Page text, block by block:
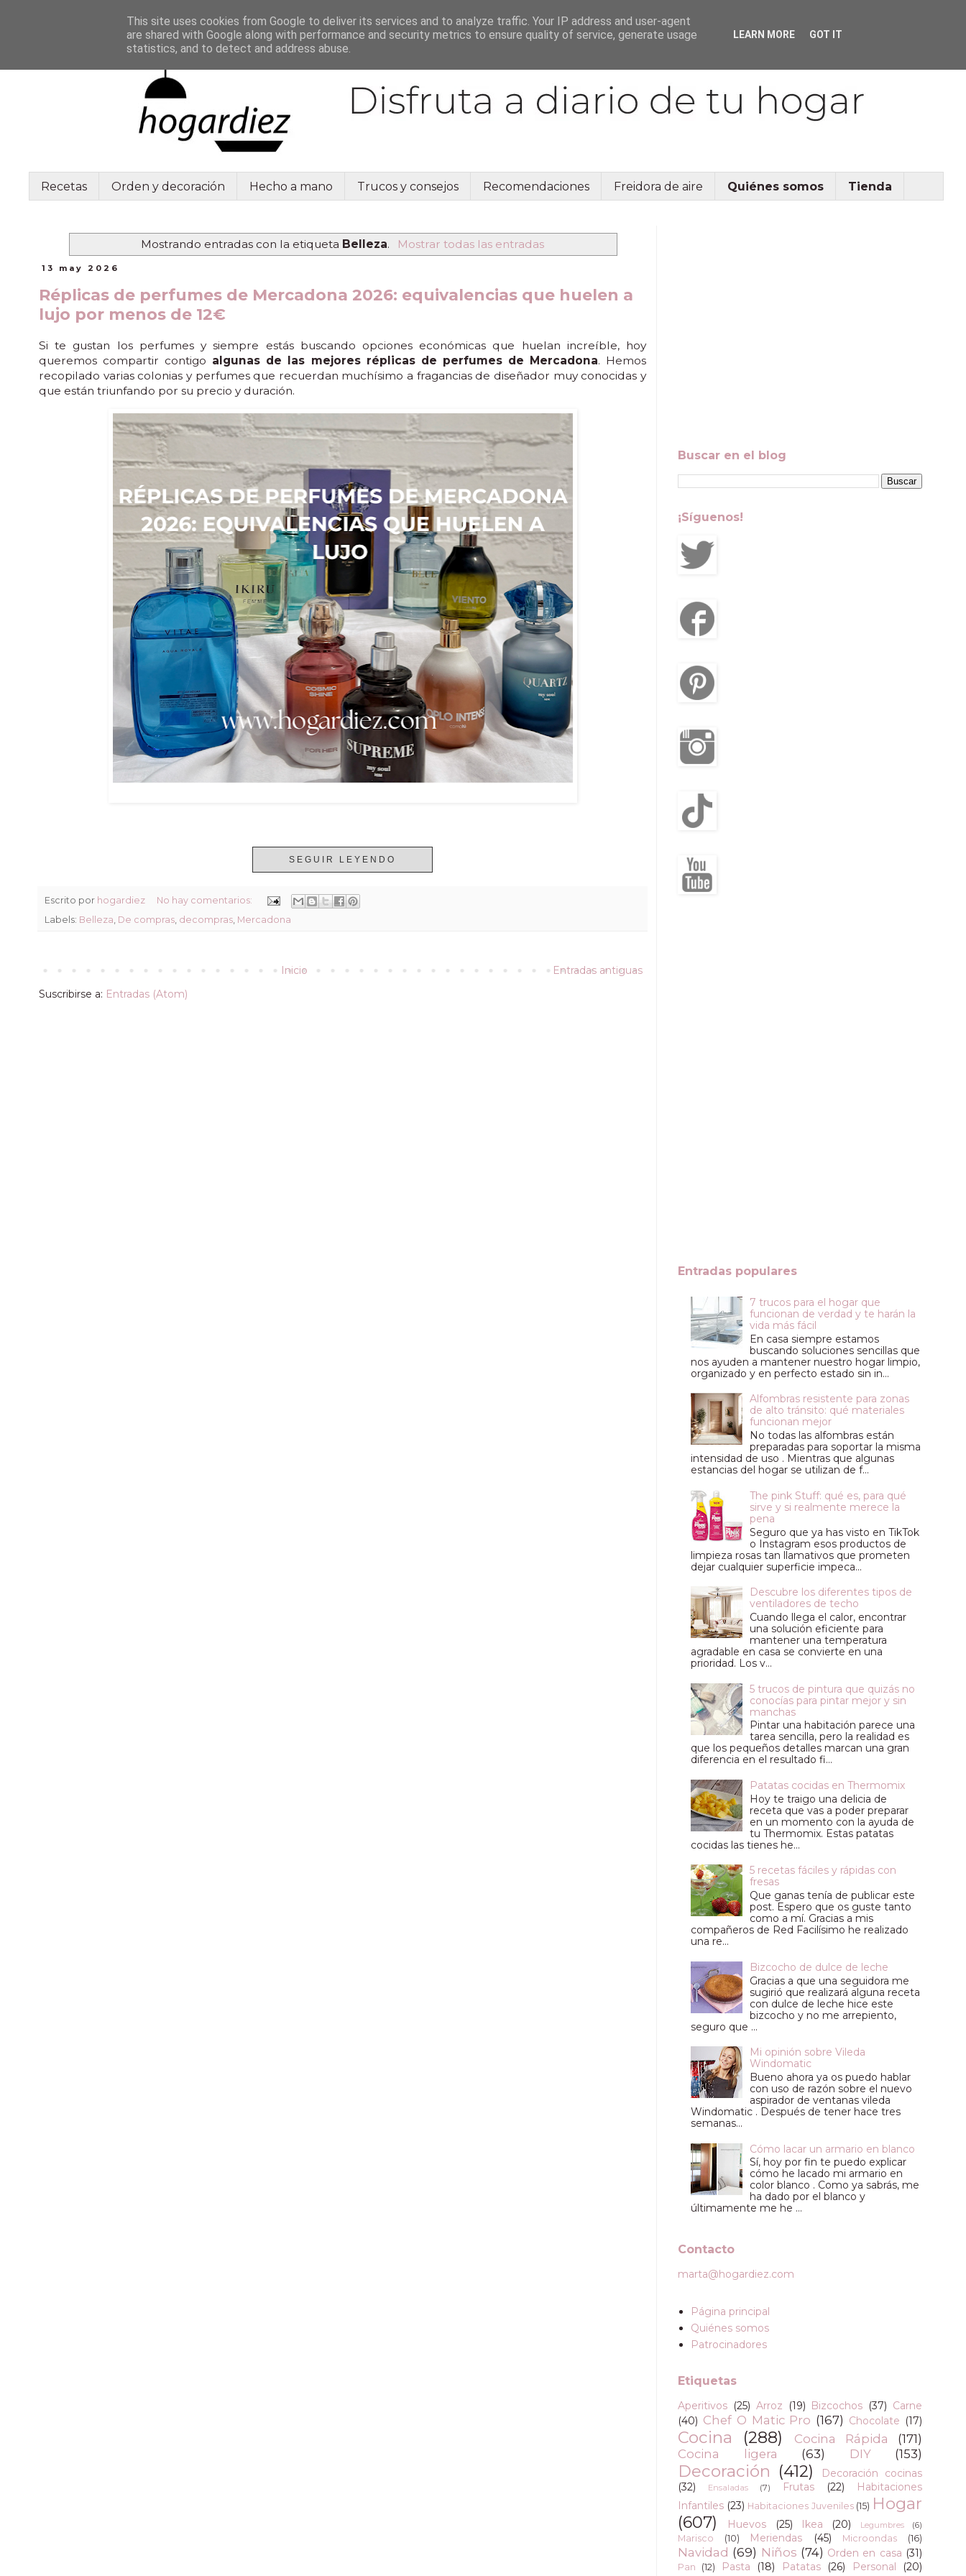
Recetas Orden y decoración Hecho a mano Trucos y consejos Recomendaciones Freidora de aire Quiénes somos Tienda
Mostrando entradas con la etiqueta Belleza. Mostrar todas las entradas
13 may 2026
Réplicas de perfumes de Mercadona 2026: equivalencias que huelen a
lujo por menos de 12€
Si te gustan los perfumes y siempre estás buscando opciones económicas que huelan increíble, hoy
queremos compartir contigo algunas de las mejores réplicas de perfumes de Mercadona. Hemos
recopilado varias colonias y perfumes que recuerdan muchísimo a fragancias de diseñador muy conocidas y
que están triunfando por su precio y duración.
SEGUIR LEYENDO
Escrito por hogardiez
No hay comentarios:
Labels: Belleza De compras decompras Mercadona
Entradas antiguas
Inicio
Suscribirse a: Entradas (Atom)
Buscar en el blog
¡Síguenos!
Entradas populares
7 trucos para el hogar que
funcionan de verdad y te harán la
vida más fácil
En casa siempre estamos
buscando soluciones sencillas que
nos ayuden a mantener nuestro hogar limpio,
organizado y en perfecto estado sin in...
Alfombras resistente para zonas
de alto tránsito: qué materiales
funcionan mejor
No todas las alfombras están
preparadas para soportar la misma
intensidad de uso . Mientras que algunas
estancias del hogar se utilizan de f...
The pink Stuff: qué es, para qué
sirve y si realmente merece la
pena
Seguro que ya has visto en TikTok
o Instagram esos productos de
limpieza rosas tan llamativos que prometen
dejar cualquier superficie impeca...
Descubre los diferentes tipos de
ventiladores de techo
Cuando llega el calor, encontrar
una solución eficiente para
mantener una temperatura
agradable en casa se convierte en una
prioridad. Los v...
5 trucos de pintura que quizás no
conocías para pintar mejor y sin
manchas
Pintar una habitación parece una
tarea sencilla, pero la realidad es
que los pequeños detalles marcan una gran
diferencia en el resultado fi...
Patatas cocidas en Thermomix
Hoy te traigo una delicia de
receta que vas a poder preparar
en un momento con la ayuda de
tu Thermomix. Estas patatas
cocidas las tienes he...
5 recetas fáciles y rápidas con
fresas
Que ganas tenía de publicar este
post. Espero que os guste tanto
como a mí. Gracias a mis
compañeros de Red Facilísimo he realizado
una re...
Bizcocho de dulce de leche
Gracias a que una seguidora me
sugirió que realizará alguna receta
con dulce de leche hice este
bizcocho y no me arrepiento,
seguro que ...
Mi opinión sobre Vileda
Windomatic
Bueno ahora ya os puedo hablar
con uso de razón sobre el nuevo
aspirador de ventanas vileda
Windomatic . Después de tener hace tres
semanas...
Cómo lacar un armario en blanco
Sí, hoy por fin te puedo explicar
cómo he lacado mi armario en
color blanco . Como ya sabrás, me
ha dado por el blanco y
últimamente me he ...
Contacto
marta@hogardiez.com
Página principal
Quiénes somos
Patrocinadores
Etiquetas
Aperitivos (25) Arroz (19) Bizcochos (37) Carne
(40) Chef O Matic Pro (167) Chocolate (17)
Cocina (288) Cocina Rápida
(171)
Cocina ligera
(63) DIY (153)
Decoración (412)
Decoración cocinas
(32)
Ensaladas (7) Frutas (22)
Habitaciones
Infantiles (23) Habitaciones Juveniles (15) Hogar
(607)
Huevos (25) Ikea (20) Legumbres (6)
Marisco (10) Meriendas (45) Microondas (16)
Navidad (69) Niños (74) Orden en casa (31)
Pan (12) Pasta (18) Patatas (26) Personal
(20)
This site uses cookies from Google to deliver its services and to analyze traffic. Your IP address and user-agent
are shared with Google along with performance and security metrics to ensure quality of service, generate usage
statistics, and to detect and address abuse.
LEARN MORE GOT IT